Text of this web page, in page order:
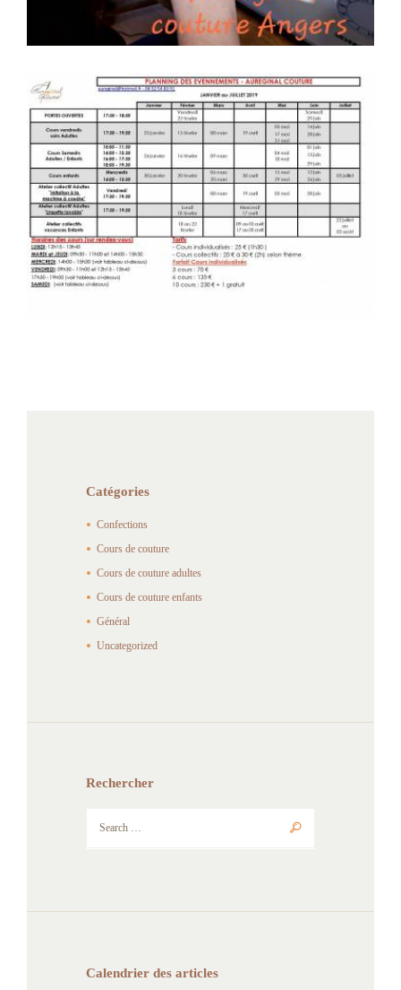
Évènements Aureginal Couture Janvier – Juillet
2019
10 Février 2019 0 3
Catégories
Confections
Cours de couture
Cours de couture adultes
Cours de couture enfants
Général
Uncategorized
Rechercher
Calendrier des articles